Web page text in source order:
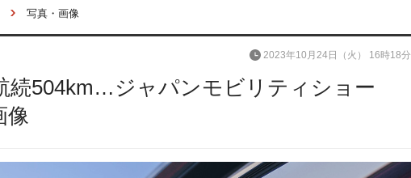
写真・画像
続504km…ジャパンモビリティショー
像
2023年10月24日（火） 16時18分